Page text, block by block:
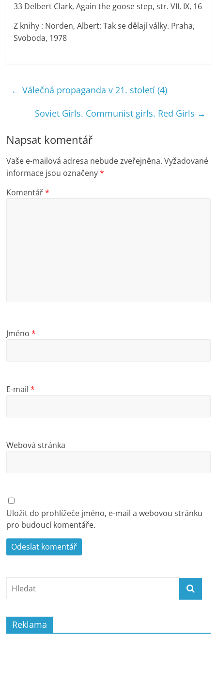
33 Delbert Clark, Again the goose step, str. VII, IX, 16
Z knihy : Norden, Albert: Tak se dělají války. Praha,
Svoboda, 1978
← Válečná propaganda v 21. století (4)
Soviet Girls. Communist girls. Red Girls →
Napsat komentář
Vaše e-mailová adresa nebude zveřejněna. Vyžadované
informace jsou označeny*
Komentář*
Jméno*
E-mail*
Webová stránka
Uložit do prohlížeče jméno, e-mail a webovou stránku
pro budoucí komentáře.
Reklama